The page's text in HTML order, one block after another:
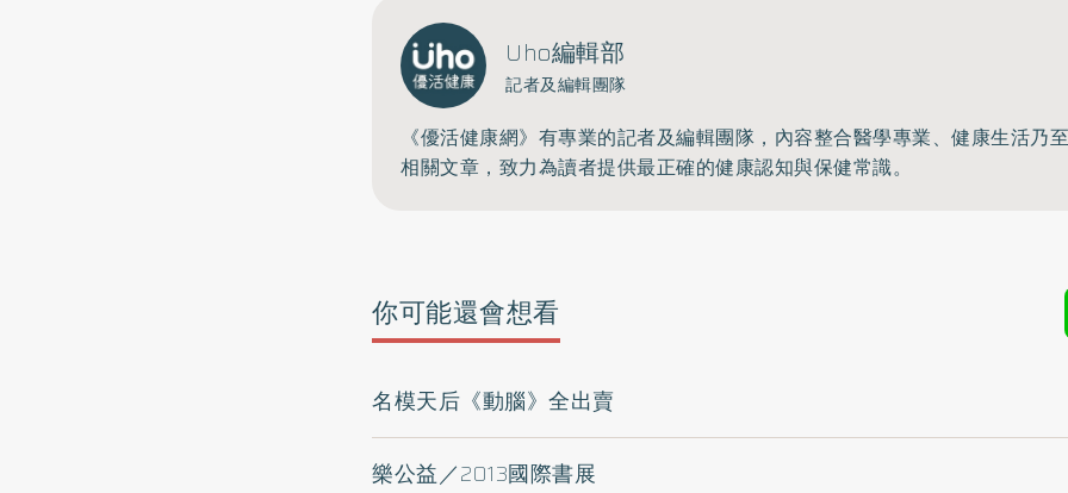
Uho編輯部
記者及編輯團隊
《優活健康網》有專業的記者及編輯團隊，內容整合醫學專業、健康生活乃
相關文章，致力為讀者提供最正確的健康認知與保健常識。
你可能還會想看
名模天后《動腦》全出賣
樂公益／2013國際書展